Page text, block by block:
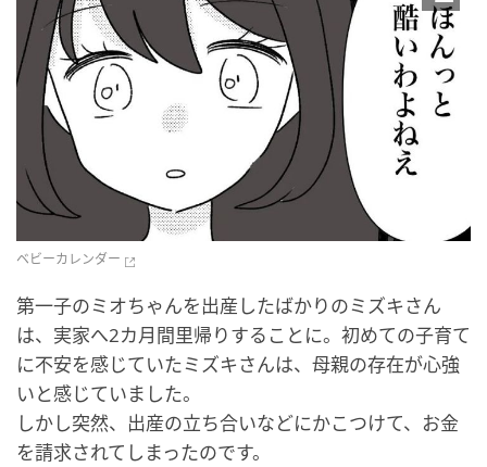
ベビーカレンダー
第一子のミオちゃんを出産したばかりのミズキさん
は、実家へ2カ月間里帰りすることに。初めての子育て
に不安を感じていたミズキさんは、母親の存在が心強
いと感じていました。
しかし突然、出産の立ち合いなどにかこつけて、お金
を請求されてしまったのです。